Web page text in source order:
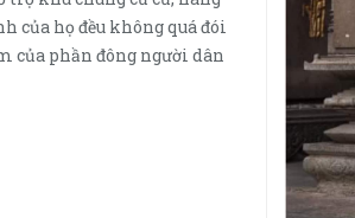
của họ đều không quá đói
của phần đông người dân